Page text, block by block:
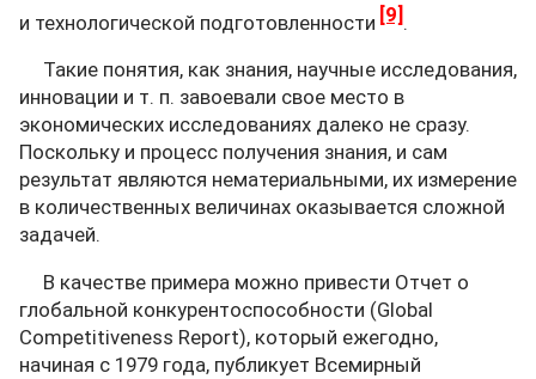
и технологической подготовленности [9] .
Такие понятия, как знания, научные исследования,
инновации и т. п. завоевали свое место в
экономических исследованиях далеко не сразу.
Поскольку и процесс получения знания, и сам
результат являются нематериальными, их измерение
в количественных величинах оказывается сложной
задачей.
В качестве примера можно привести Отчет о
глобальной конкурентоспособности (Global
Competitiveness Report), который ежегодно,
начиная с 1979 года, публикует Всемирный